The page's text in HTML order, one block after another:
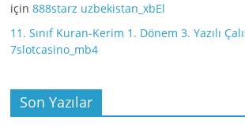
için888starz uzbekistan_xbEl
11. Sınıf Kuran-Kerim 1. Dönem 3. Yazılı
7slotcasino_mb4
Son Yazılar